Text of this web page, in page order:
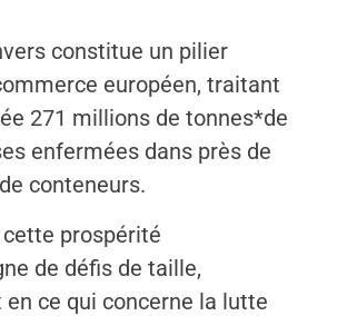
constitue un pilier
européen, traitant
271 millions de tonnes*de
enfermées dans près de
conteneurs.
cette prospérité
de défis de taille,
ce qui concerne la lutte